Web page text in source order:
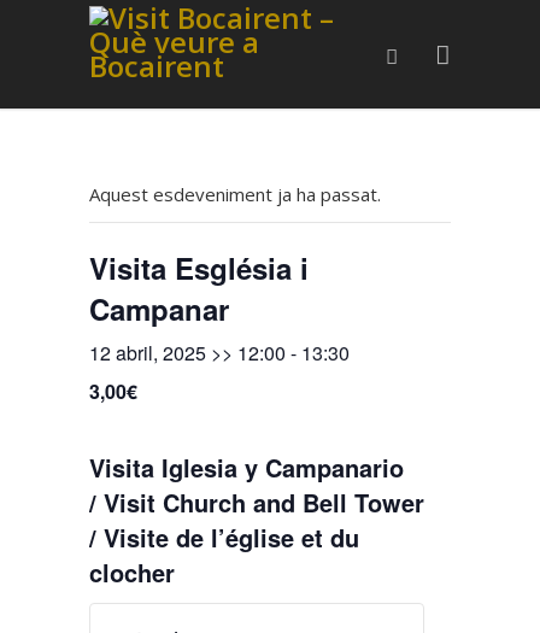
Aquest esdeveniment ja ha passat.
Visita Església i
Campanar
12 abril, 2025 >> 12:00 - 13:30
3,00€
Visita Iglesia y Campanario
/ Visit Church and Bell Tower
/ Visite de l’église et du
clocher